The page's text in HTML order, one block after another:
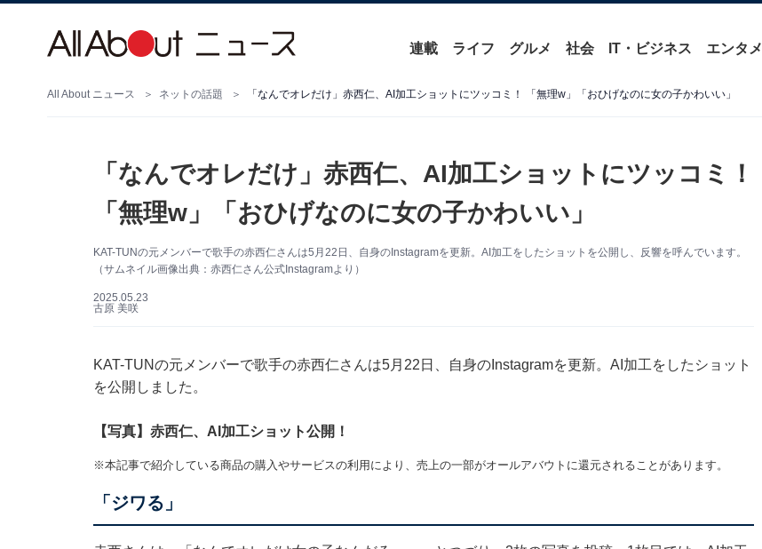
連載 ライフ グルメ 社会 IT・ビジネス エンタメ
All About ニュース ネットの話題 「なんでオレだけ」赤西仁、AI加工ショットにツッコミ！ 「無理w」「おひげなのに女の子かわいい」
「なんでオレだけ」赤西仁、AI加工ショットにツッコミ！
「無理w」「おひげなのに女の子かわいい」
KAT-TUNの元メンバーで歌手の赤西仁さんは5月22日、自身のInstagramを更新。AI加工をしたショットを公開し、反響を呼んでいます。
（サムネイル画像出典：赤西仁さん公式Instagramより）
2025.05.23
古原 美咲
KAT-TUNの元メンバーで歌手の赤西仁さんは5月22日、自身のInstagramを更新。AI加工をしたショット
を公開しました。
【写真】赤西仁、AI加工ショット公開！
※本記事で紹介している商品の購入やサービスの利用により、売上の一部がオールアバウトに還元されることがあります。
「ジワる」